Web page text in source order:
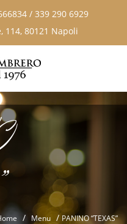
/ 339 290 6929
114, 80121 Napoli
/ Menu / PANINO “TEXAS”